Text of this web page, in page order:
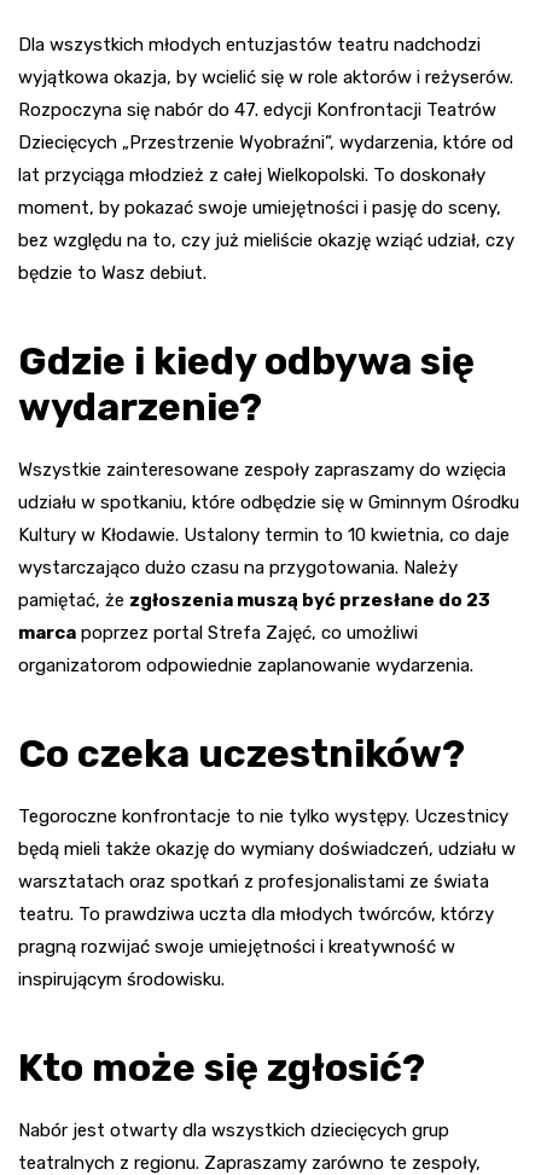
Dla wszystkich młodych entuzjastów teatru nadchodzi
wyjątkowa okazja, by wcielić się w role aktorów i reżyserów.
Rozpoczyna się nabór do 47. edycji Konfrontacji Teatrów
Dziecięcych „Przestrzenie Wyobraźni”, wydarzenia, które od
lat przyciąga młodzież z całej Wielkopolski. To doskonały
moment, by pokazać swoje umiejętności i pasję do sceny,
bez względu na to, czy już mieliście okazję wziąć udział, czy
będzie to Wasz debiut.
Gdzie i kiedy odbywa się
wydarzenie?
Wszystkie zainteresowane zespoły zapraszamy do wzięcia
udziału w spotkaniu, które odbędzie się w Gminnym Ośrodku
Kultury w Kłodawie. Ustalony termin to 10 kwietnia, co daje
wystarczająco dużo czasu na przygotowania. Należy
pamiętać, że zgłoszenia muszą być przesłane do 23
marca poprzez portal Strefa Zajęć, co umożliwi
organizatorom odpowiednie zaplanowanie wydarzenia.
Co czeka uczestników?
Tegoroczne konfrontacje to nie tylko występy. Uczestnicy
będą mieli także okazję do wymiany doświadczeń, udziału w
warsztatach oraz spotkań z profesjonalistami ze świata
teatru. To prawdziwa uczta dla młodych twórców, którzy
pragną rozwijać swoje umiejętności i kreatywność w
inspirującym środowisku.
Kto może się zgłosić?
Nabór jest otwarty dla wszystkich dziecięcych grup
teatralnych z regionu. Zapraszamy zarówno te zespoły,